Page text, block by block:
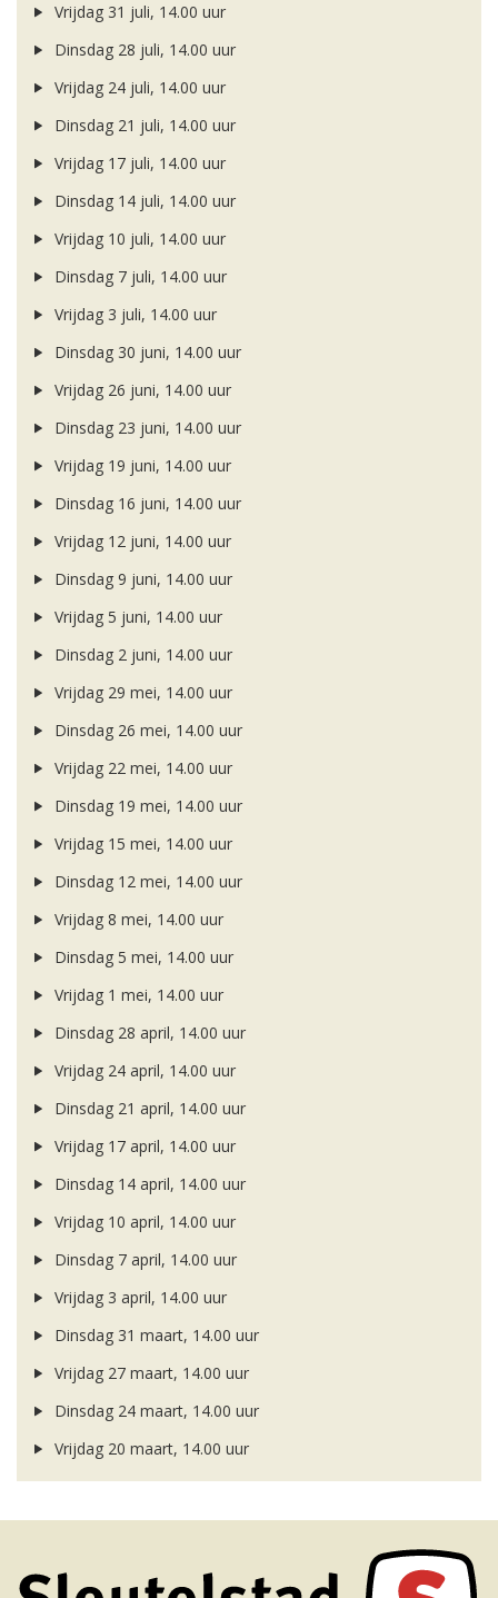
Vrijdag 31 juli, 14.00 uur
Dinsdag 28 juli, 14.00 uur
Vrijdag 24 juli, 14.00 uur
Dinsdag 21 juli, 14.00 uur
Vrijdag 17 juli, 14.00 uur
Dinsdag 14 juli, 14.00 uur
Vrijdag 10 juli, 14.00 uur
Dinsdag 7 juli, 14.00 uur
Vrijdag 3 juli, 14.00 uur
Dinsdag 30 juni, 14.00 uur
Vrijdag 26 juni, 14.00 uur
Dinsdag 23 juni, 14.00 uur
Vrijdag 19 juni, 14.00 uur
Dinsdag 16 juni, 14.00 uur
Vrijdag 12 juni, 14.00 uur
Dinsdag 9 juni, 14.00 uur
Vrijdag 5 juni, 14.00 uur
Dinsdag 2 juni, 14.00 uur
Vrijdag 29 mei, 14.00 uur
Dinsdag 26 mei, 14.00 uur
Vrijdag 22 mei, 14.00 uur
Dinsdag 19 mei, 14.00 uur
Vrijdag 15 mei, 14.00 uur
Dinsdag 12 mei, 14.00 uur
Vrijdag 8 mei, 14.00 uur
Dinsdag 5 mei, 14.00 uur
Vrijdag 1 mei, 14.00 uur
Dinsdag 28 april, 14.00 uur
Vrijdag 24 april, 14.00 uur
Dinsdag 21 april, 14.00 uur
Vrijdag 17 april, 14.00 uur
Dinsdag 14 april, 14.00 uur
Vrijdag 10 april, 14.00 uur
Dinsdag 7 april, 14.00 uur
Vrijdag 3 april, 14.00 uur
Dinsdag 31 maart, 14.00 uur
Vrijdag 27 maart, 14.00 uur
Dinsdag 24 maart, 14.00 uur
Vrijdag 20 maart, 14.00 uur